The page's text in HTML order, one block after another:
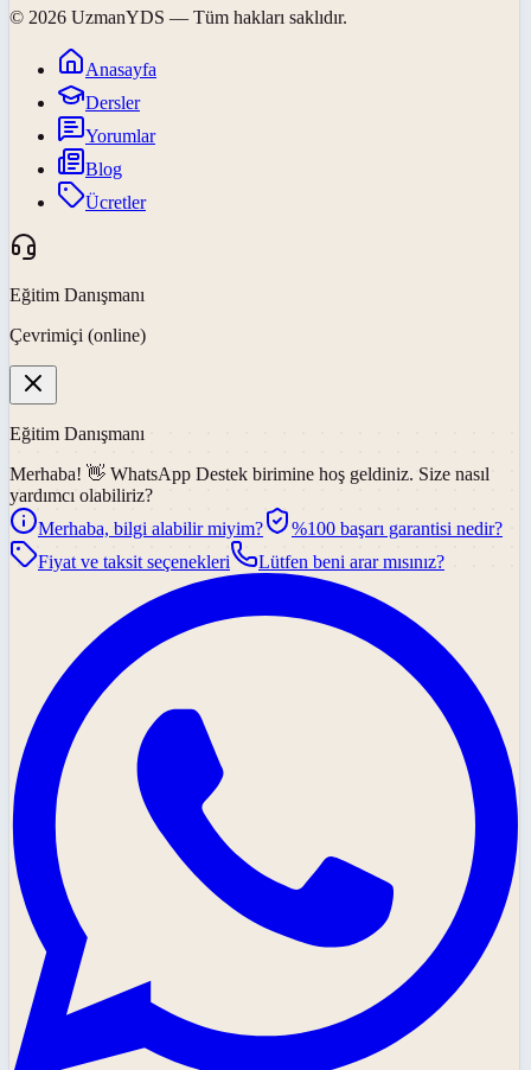
© 2026 UzmanYDS — Tüm hakları saklıdır.
Anasayfa
Dersler
Yorumlar
Blog
Ücretler
Eğitim Danışmanı
Çevrimiçi (online)
Eğitim Danışmanı
Merhaba! 👋 WhatsApp Destek birimine hoş geldiniz. Size nasıl
yardımcı olabiliriz?
Merhaba, bilgi alabilir miyim?
%100 başarı garantisi nedir?
Fiyat ve taksit seçenekleri
Lütfen beni arar mısınız?